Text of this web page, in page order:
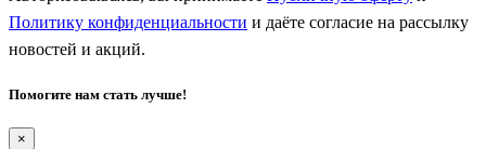
Политику конфиденциальности и даёте согласие на рассылку
новостей и акций.
Помогите нам стать лучше!
×